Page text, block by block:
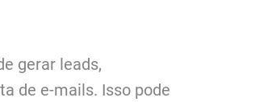
gerar leads,
de e-mails. Isso pode